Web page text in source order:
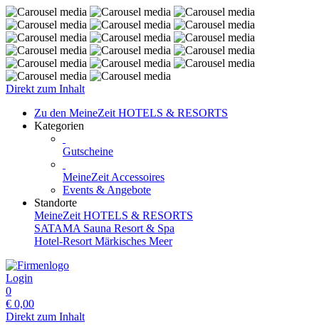
Direkt zum Inhalt
Zu den MeineZeit HOTELS & RESORTS
Kategorien
Gutscheine
MeineZeit Accessoires
Events & Angebote
Standorte
MeineZeit HOTELS & RESORTS
SATAMA Sauna Resort & Spa
Hotel-Resort Märkisches Meer
Login
0
€ 0,00
Direkt zum Inhalt